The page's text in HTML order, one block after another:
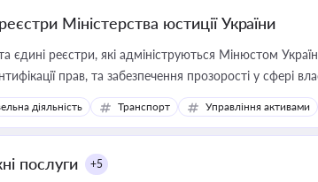
Міністерства юстиції України
єдині реєстри, які адмініструються Мінюстом
прав, та забезпечення прозорості у сфері
діяльність Транспорт Управління активами
послуги +5